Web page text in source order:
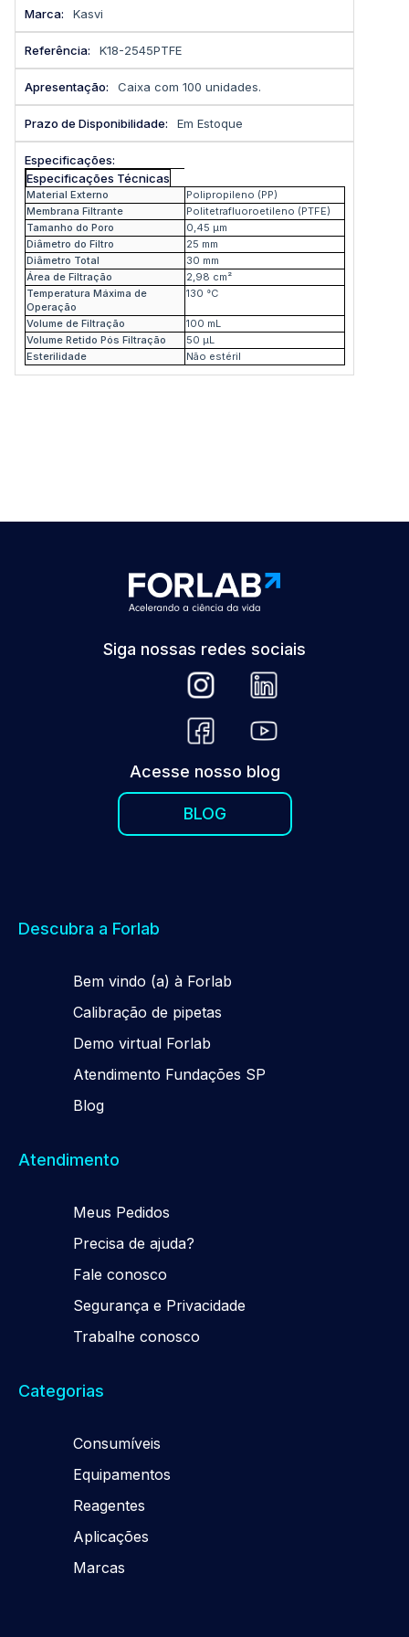
Kasvi
K18-2545PTFE
Caixa com 100 unidades.
Em Estoque
Especificações Técnicas
Material Externo
Polipropileno (PP)
Membrana Filtrante
Politetrafluoroetileno (PTFE)
Tamanho do Poro
0,45 µm
Diâmetro do Filtro
25 mm
Diâmetro Total
30 mm
Área de Filtração
2,98 cm²
Temperatura Máxima de
Operação
130 °C
Volume de Filtração
100 mL
Volume Retido Pós Filtração
50 µL
Esterilidade
Não estéril
Siga nossas redes sociais
Acesse nosso blog
BLOG
Descubra a Forlab
Bem vindo (a) à Forlab
Calibração de pipetas
Demo virtual Forlab
Atendimento Fundações SP
Blog
Atendimento
Meus Pedidos
Precisa de ajuda?
Fale conosco
Segurança e Privacidade
Trabalhe conosco
Categorias
Consumíveis
Equipamentos
Reagentes
Aplicações
Marcas